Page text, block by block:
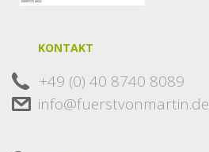
KONTAKT
+49 (0) 40 8740 8089
info@fuerstvonmartin.de